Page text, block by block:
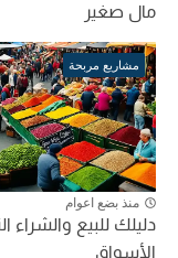
مال صغير
مشاريع مربحة
منذ بضع اعوام
دليلك للبيع والشراء
الأسواق